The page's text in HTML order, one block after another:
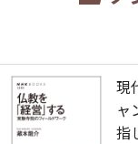
現
ャ
指